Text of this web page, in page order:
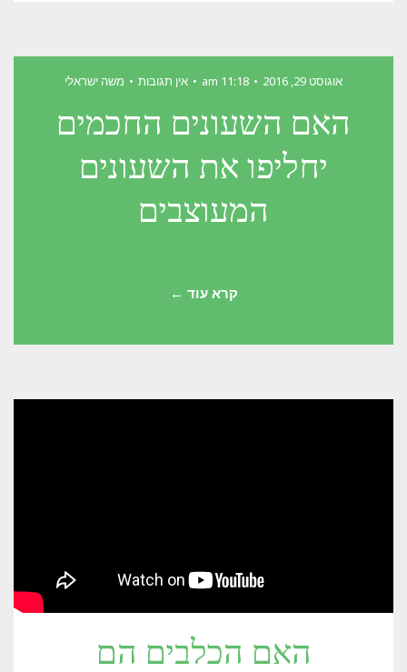
אוגוסט 29, 2016 11:18 am אין תגובות משה ישראלי
האם השעונים החכמים
יחליפו את השעונים
המעוצבים
קרא עוד ←
האם הכלבים הם